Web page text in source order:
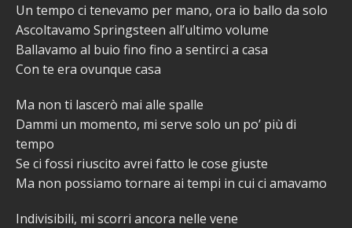
Un tempo ci tenevamo per mano, ora io ballo da solo
Ascoltavamo Springsteen all’ultimo volume
Ballavamo al buio fino fino a sentirci a casa
Con te era ovunque casa
Ma non ti lascerò mai alle spalle
Dammi un momento, mi serve solo un po’ più di
tempo
Se ci fossi riuscito avrei fatto le cose giuste
Ma non possiamo tornare ai tempi in cui ci amavamo
Indivisibili, mi scorri ancora nelle vene